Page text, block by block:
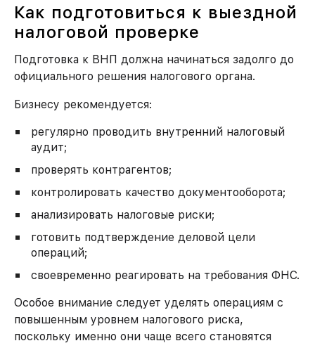
Как подготовиться к выездной
налоговой проверке
Подготовка к ВНП должна начинаться задолго до
официального решения налогового органа.
Бизнесу рекомендуется:
регулярно проводить внутренний налоговый
аудит;
проверять контрагентов;
контролировать качество документооборота;
анализировать налоговые риски;
готовить подтверждение деловой цели
операций;
своевременно реагировать на требования ФНС.
Особое внимание следует уделять операциям с
повышенным уровнем налогового риска,
поскольку именно они чаще всего становятся